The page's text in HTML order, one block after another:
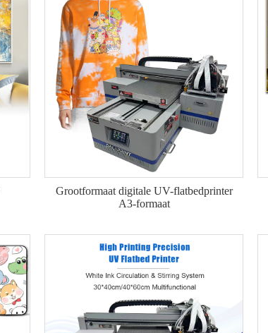
Grootformaat digitale UV-flatbedprinter
A3-formaat